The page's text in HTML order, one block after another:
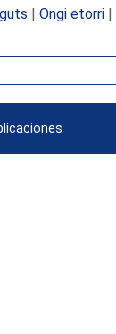
| Ongi etorri|